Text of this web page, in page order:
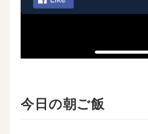
今日の朝ご飯